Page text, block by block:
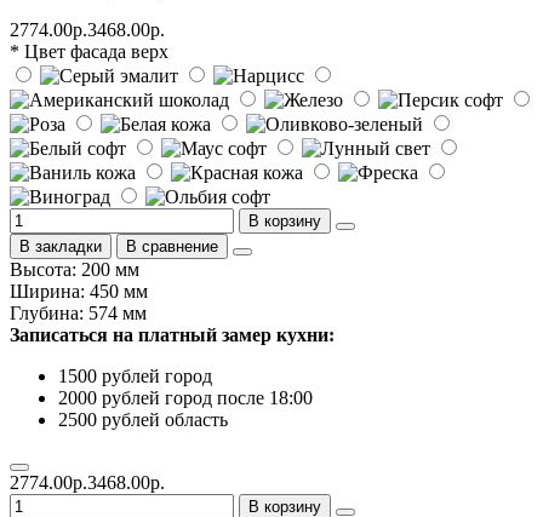
2774.00р.3468.00р.
* Цвет фасада верх
В корзину
В закладки
В сравнение
Высота: 200 мм
Ширина: 450 мм
Глубина: 574 мм
Записаться на платный замер кухни:
1500 рублей город
2000 рублей город после 18:00
2500 рублей область
2774.00р.3468.00р.
В корзину